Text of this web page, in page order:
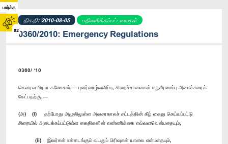
பார்க்க
02
திகதி: 2010-08-05 பதிலளிக்கப்பட்டவைகள்
0360/2010: Emergency Regulations
0360/ ‘10
கெளரவ பிரபா கணேசன்,— புனர்வாழ்வளிப்பு, சிறைச்சாலைகள் மறுசீரமைப்பு அமைச்சரைக்
கேட்பதற்கு,—
(அ) (i) தற்போது அமுலிலுள்ள அவசரகாலச் சட்டத்தின் கீழ் கைது செய்யப்பட்டு
சிறையில் அடைக்கப்பட்டுள்ள கைதிகளின் எண்ணிக்கை எவ்வளவென்பதையும்,
(ii) இவர்கள் உள்ளடங்கும் வயதுப் பிரிவுகள் யாவை என்பதையும்,